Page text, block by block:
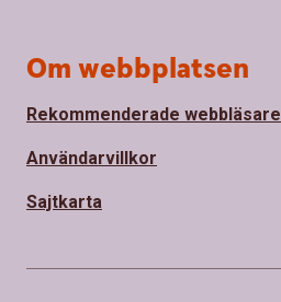
Om webbplatsen
Rekommenderade webbläsare
Användarvillkor
Sajtkarta